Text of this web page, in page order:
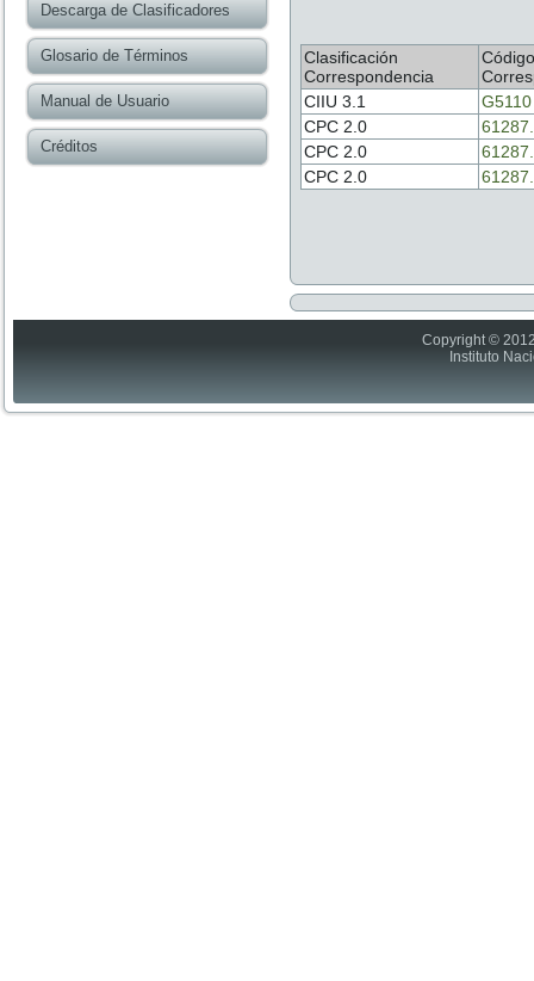
Descarga de Clasificadores
Glosario de Términos
Manual de Usuario
Créditos
Clasificación
Correspondencia
Código
CIIU 3.1
G5110
CPC 2.0
CPC 2.0
CPC 2.0
Copyright ©
Instituto